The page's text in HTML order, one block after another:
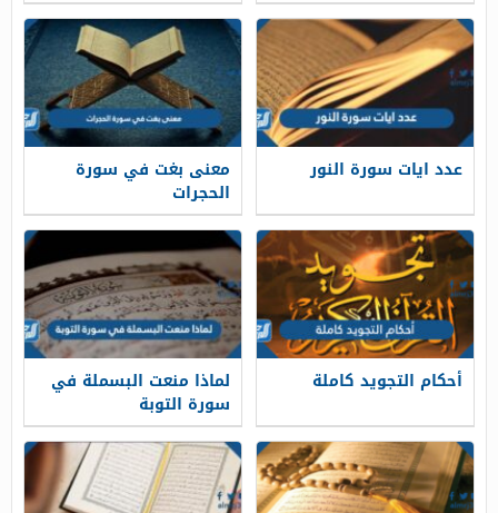
عدد ايات سورة النور معنى بغت في سورة
الحجرات
أحكام التجويد كاملة لماذا منعت البسملة في
سورة التوبة